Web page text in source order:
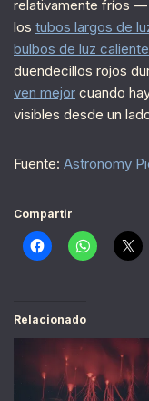
relativamente fríos —
los tubos largos de
bulbos de luz
duendecillos rojos
ven mejor cuando
visibles desde un
Fuente: Astronomy
Compartir
Relacionado